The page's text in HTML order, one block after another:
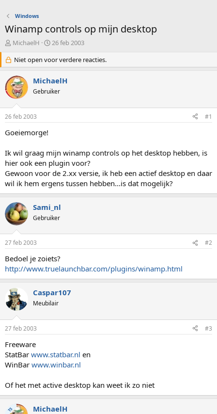
Windows
Winamp controls op mijn desktop
O
d
e
r
w
e
p
s
t
a
t
e
r
MichaelH
S
a
r
d
a
m
26 feb 2003
Niet open voor verdere reacties.
MichaelH
Gebruiker
26 feb 2003 #1
Goeiemorge!
Ik wil graag mijn winamp controls op het desktop hebben, is
hier ook een plugin voor?
Gewoon voor de 2.xx versie, ik heb een actief desktop en daar
wil ik hem ergens tussen hebben...is dat mogelijk?
Sami_nl
Gebruiker
27 feb 2003 #2
Bedoel je zoiets?
http://www.truelaunchbar.com/plugins/winamp.html
Caspar107
Meubilair
27 feb 2003 #3
Freeware
StatBar www.statbar.nl en
WinBar www.winbar.nl
Of het met active desktop kan weet ik zo niet
TS MichaelH